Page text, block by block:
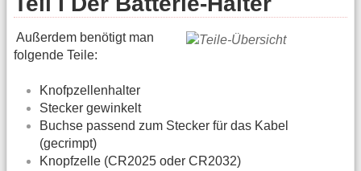
Außerdem benötigt man
folgende Teile:
Knofpzellenhalter
Stecker gewinkelt
Buchse passend zum Stecker für das Kabel
(gecrimpt)
Knopfzelle (CR2025 oder CR2032)